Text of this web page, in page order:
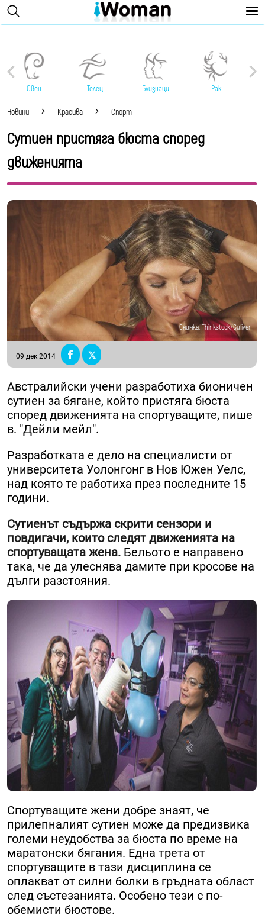
Овен Телец Близнаци Рак
Новини Красива Спорт
Сутиен пристяга бюста според
движенията
Снимка: Thinkstock/Guliver
09 дек 2014
Австралийски учени разработиха бионичен
сутиен за бягане, който пристяга бюста
според движенията на спортуващите, пише
в. "Дейли мейл".
Разработката е дело на специалисти от
университета Уолонгонг в Нов Южен Уелс,
над която те работиха през последните 15
години.
Сутиенът съдържа скрити сензори и
повдигачи, които следят движенията на
спортуващата жена. Бельото е направено
така, че да улеснява дамите при кросове на
дълги разстояния.
Спортуващите жени добре знаят, че
прилепналият сутиен може да предизвика
големи неудобства за бюста по време на
маратонски бягания. Една трета от
спортуващите в тази дисциплина се
оплакват от силни болки в гръдната област
след състезанията. Особено тези с по-
обемисти бюстове.